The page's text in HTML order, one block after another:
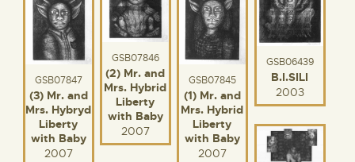
GSB06439
B.I.SILI
2003
GSB07846
(2) Mr. and
Mrs. Hybrid
Liberty
with Baby
2007
GSB07845
(1) Mr. and
Mrs. Hybrid
Liberty
with Baby
2007
GSB07847
(3) Mr. and
Mrs. Hybryd
Liberty
with Baby
2007